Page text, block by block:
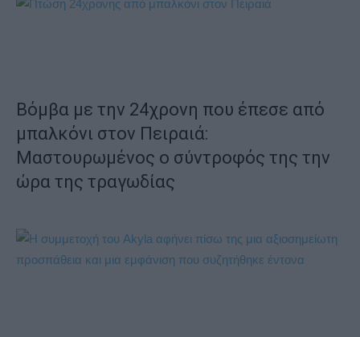
Βόμβα με την 24χρονη που έπεσε από
μπαλκόνι στον Πειραιά:
Μαστουρωμένος ο σύντροφός της την
ώρα της τραγωδίας